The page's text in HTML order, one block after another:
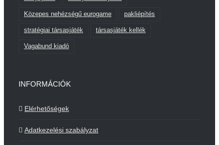
Közepes nehézségű eurogame pakliépítés
stratégiai társasjáték társasjáték kellék
Vagabund kiadó
INFORMÁCIÓK
Elérhetőségek
Adatkezelési szabályzat